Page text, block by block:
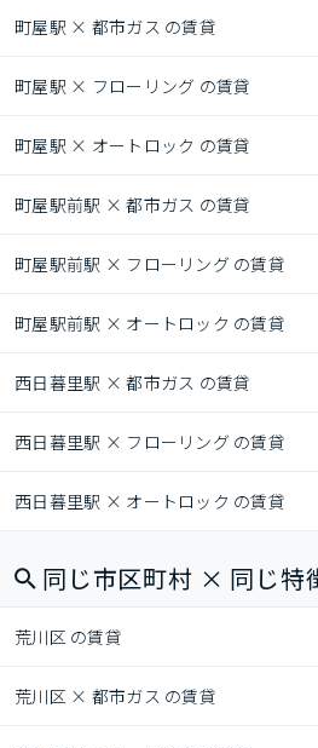
町屋駅 × 都市ガス の賃貸
町屋駅 × フローリング の賃貸
町屋駅 × オートロック の賃貸
町屋駅前駅 × 都市ガス の賃貸
町屋駅前駅 × フローリング の賃貸
町屋駅前駅 × オートロック の賃貸
西日暮里駅 × 都市ガス の賃貸
西日暮里駅 × フローリング の賃貸
西日暮里駅 × オートロック の賃貸
同じ市区町村 × 同じ特
荒川区 の賃貸
荒川区 × 都市ガス の賃貸